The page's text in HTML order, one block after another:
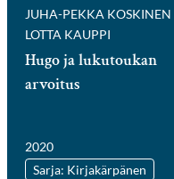
JUHA-PEKKA KOSKINEN
LOTTA KAUPPI
Hugo ja lukutoukan
arvoitus
2020
Sarja: Kirjakärpänen